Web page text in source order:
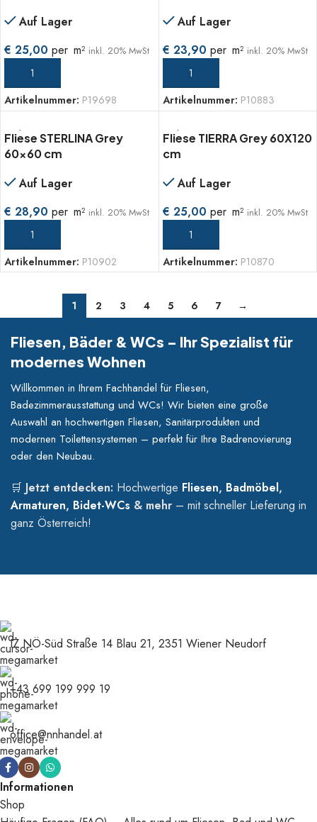
Auf Lager
€ 25,00 per m2 inkl. 20% MwSt
IN DEN WARENKORB
Artikelnummer: P19698
Auf Lager
€ 23,90 per m2 inkl. 20% MwSt
IN DEN WARENKORB
Artikelnummer: P10883
Fliese STERLINA Grey
60×60 cm
Auf Lager
€ 28,90 per m2 inkl. 20% MwSt
IN DEN WARENKORB
Artikelnummer: P10902
Fliese TIERRA Grey 60X120
cm
Auf Lager
€ 25,00 per m2 inkl. 20% MwSt
IN DEN WARENKORB
Artikelnummer: P10870
1 2 3 4 5 6 7 →
Fliesen, Bäder & WCs – Ihr Spezialist für
modernes Wohnen
Willkommen in Ihrem Fachhandel für Fliesen,
Badezimmerausstattung und WCs! Wir bieten eine große
Auswahl an hochwertigen Fliesen, Sanitärprodukten und
modernen Toilettensystemen – perfekt für Ihre Badrenovierung
oder den Neubau.
🛒 Jetzt entdecken: Hochwertige Fliesen, Badmöbel,
Armaturen, Bidet-WCs & mehr – mit schneller Lieferung in
ganz Österreich!
IZ NÖ-Süd Straße 14 Blau 21, 2351 Wiener Neudorf
+43 699 199 999 19
office@nnhandel.at
Informationen
Shop